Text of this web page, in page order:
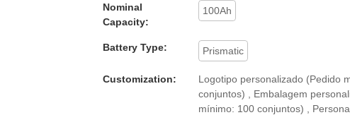
Nominal
Capacity:
100Ah
Battery Type: Prismatic
Customization:
Logotipo personalizado (Pedido
conjuntos) , Embalagem
mínimo: 100 conjuntos) ,